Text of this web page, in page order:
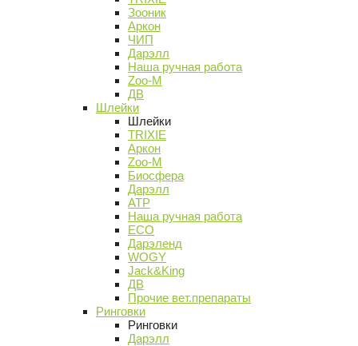
Зооник
Аркон
ЧИП
Дарэлл
Наша ручная работа
Zoo-M
ДВ
Шлейки
Шлейки
TRIXIE
Аркон
Zoo-M
Биосфера
Дарэлл
АТР
Наша ручная работа
ECO
Дарэленд
WOGY
Jack&King
ДВ
Прочие вет.препараты
Ринговки
Ринговки
Дарэлл